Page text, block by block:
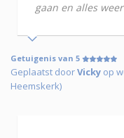
gaan en alles
Getuigenis van 5
Geplaatst doorVicky op
Heemskerk)